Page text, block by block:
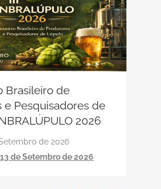
Brasileiro de
e Pesquisadores de
2026
de 2026
13 de Setembro de 2026